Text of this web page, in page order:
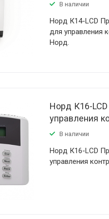
В наличии
Норд К14-LСD
для управления
Норд.
Норд К16-
управления
В наличии
Норд К16-LCD
управления